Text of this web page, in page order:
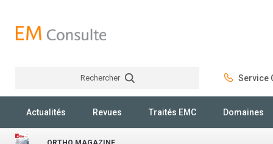
Rechercher Service
Actualités Revues Traités EMC Domaines